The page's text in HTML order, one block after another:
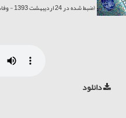
(ضبط شده در 24 اردیبهشت 1393 - وفات حضرت زینب (س))
دانلود